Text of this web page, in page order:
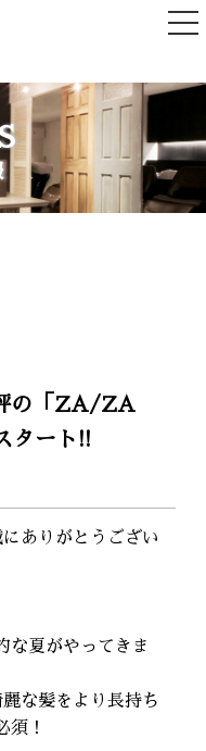
の「ZA/ZA
タート!!
ありがとうござい
な夏がやってきま
な髪をより長持ち
須！